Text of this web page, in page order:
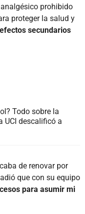
prohibido
proteger la salud y
secundarios
Todo sobre la
UCI descalificó a
de renovar por
que con su equipo
para asumir mi